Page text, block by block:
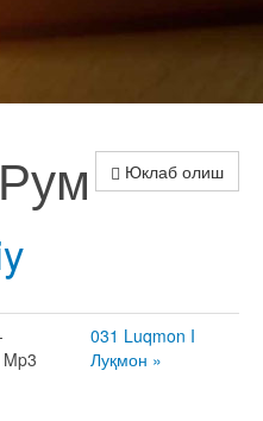
Юклаб олиш
031 Luqmon I
Луқмон »